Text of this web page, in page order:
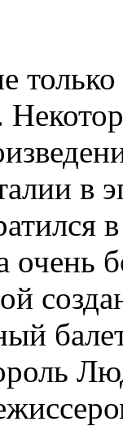
в
очень